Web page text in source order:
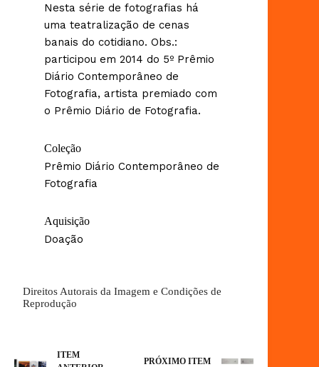
Nesta série de fotografias há
uma teatralização de cenas
banais do cotidiano. Obs.:
participou em 2014 do 5º Prêmio
Diário Contemporâneo de
Fotografia, artista premiado com
o Prêmio Diário de Fotografia.
Coleção
Prêmio Diário Contemporâneo de
Fotografia
Aquisição
Doação
Direitos Autorais da Imagem e Condições de
Reprodução
ITEM
PRÓXIMO ITEM